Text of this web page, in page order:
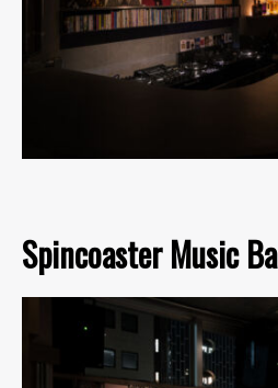
Spincoaster Music